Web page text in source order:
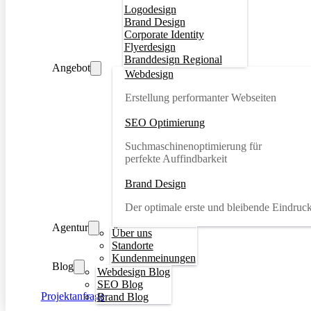
Logodesign
Brand Design
Corporate Identity
Flyerdesign
Branddesign Regional
Angebot
Webdesign
Erstellung performanter Webseiten
SEO Optimierung
Suchmaschinenoptimierung für
perfekte Auffindbarkeit
Brand Design
Der optimale erste und bleibende
Agentur
Über uns
Standorte
Kundenmeinungen
Blog
Webdesign Blog
SEO Blog
Brand Blog
Projektanfrage